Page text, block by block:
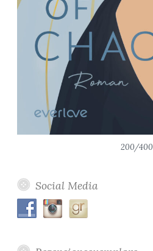
200/400
Social Media